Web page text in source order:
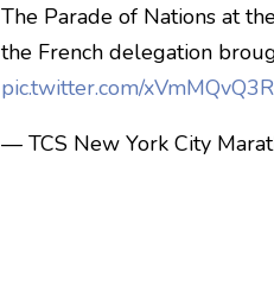
The Parade of Nations at
the French delegation
pic.twitter.com/
— TCS New York City